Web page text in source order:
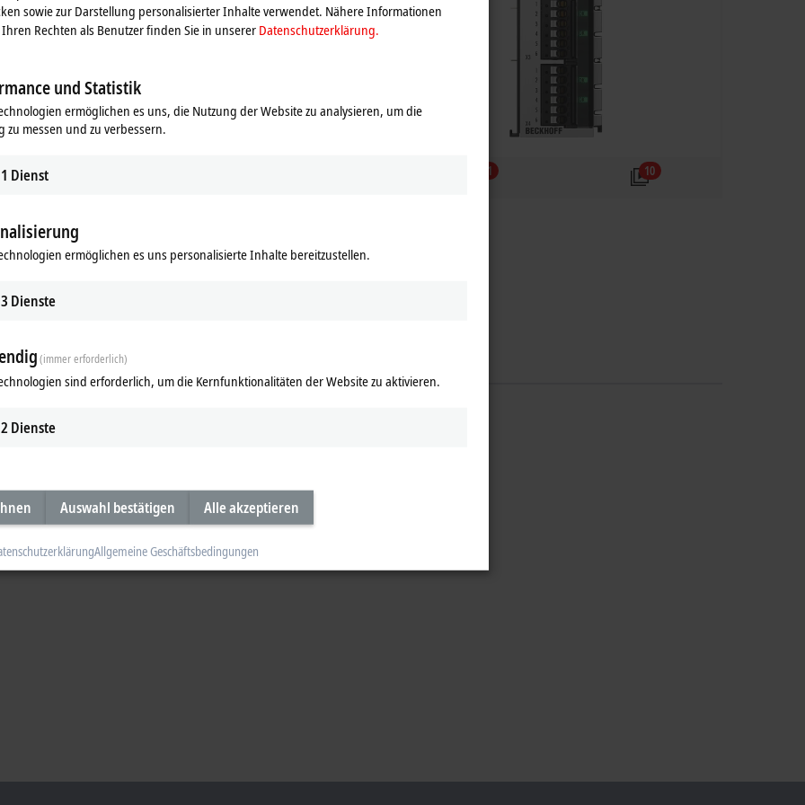
1 10
ist eine umfangreiche Dokumentation erhältlich.
effiziente Realisierung von systemintegrierten, komplexen
Messgenauigkeit und Zeitsynchronisation.
sowie zur Darstellung personalisierter Inhalte verwendet. Nähere Informationen
Rechten als Benutzer finden Sie in unserer Datenschutzerklärung.
und Statistik
ermöglichen es uns, die Nutzung der Website zu analysieren, um die
zu messen und zu verbessern.
1 Dienst
ermöglichen es uns personalisierte Inhalte bereitzustellen.
3 Dienste
(immer erforderlich)
sind erforderlich, um die Kernfunktionalitäten der Website zu aktivieren.
2 Dienste
Auswahl bestätigen Alle akzeptieren
Allgemeine Geschäftsbedingungen